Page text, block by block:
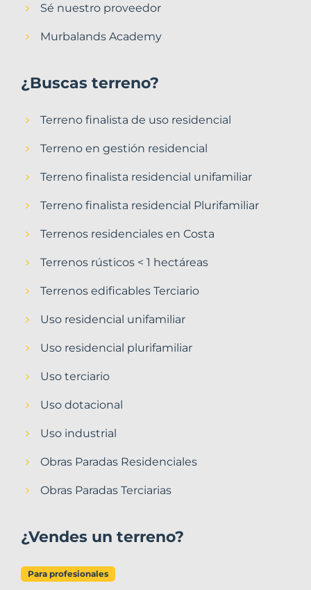
Sé nuestro proveedor
Murbalands Academy
¿Buscas terreno?
Terreno finalista de uso residencial
Terreno en gestión residencial
Terreno finalista residencial unifamiliar
Terreno finalista residencial Plurifamiliar
Terrenos residenciales en Costa
Terrenos rústicos < 1 hectáreas
Terrenos edificables Terciario
Uso residencial unifamiliar
Uso residencial plurifamiliar
Uso terciario
Uso dotacional
Uso industrial
Obras Paradas Residenciales
Obras Paradas Terciarias
¿Vendes un terreno?
Para profesionales